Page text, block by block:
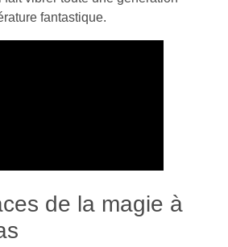
fantastique.
de la magie à